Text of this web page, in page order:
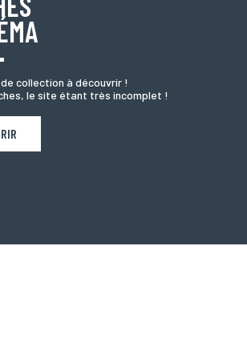
collection à découvrir !
le site étant très incomplet !